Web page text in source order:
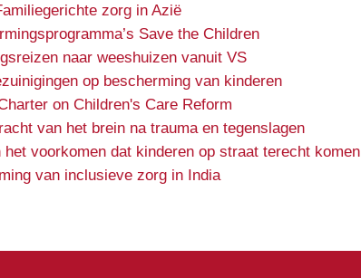
zorg in Azië
Save the Children
naar weeshuizen vanuit VS
op bescherming van kinderen
on Children's Care Reform
van het brein na trauma en tegenslagen
voorkomen dat kinderen op straat terecht komen
van inclusieve zorg in India